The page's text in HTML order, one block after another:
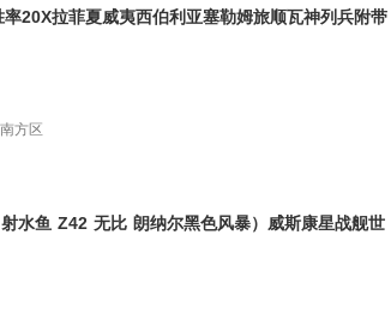
20X拉菲夏威夷西伯利亚塞勒姆旅顺瓦神列兵附带
方区
水鱼 Z42 无比 朗纳尔黑色风暴）威斯康星战舰世